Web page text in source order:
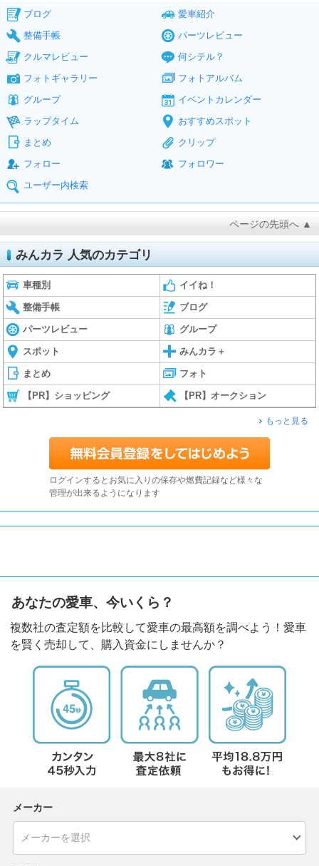
ブログ
愛車紹介
整備手帳
パーツレビュー
クルマレビュー
何シテル？
フォトギャラリー
フォトアルバム
グループ
イベントカレンダー
ラップタイム
おすすめスポット
まとめ
クリップ
フォロー
フォロワー
ユーザー内検索
ページの先頭へ ▲
みんカラ 人気のカテゴリ
車種別 イイね！
整備手帳 ブログ
パーツレビュー グループ
スポット みんカラ＋
まとめ フォト
【PR】ショッピング 【PR】オークション
もっと見る
ログインするとお気に入りの保存や燃費記録など様々な
管理が出来るようになります
あなたの愛車、今いくら？
複数社の査定額を比較して愛車の最高額を調べよう！愛車
を賢く売却して、購入資金にしませんか？
メーカー